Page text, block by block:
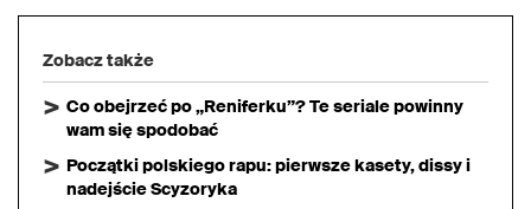
Zobacz także
Co obejrzeć po „Reniferku”? Te seriale powinny
wam się spodobać
Początki polskiego rapu: pierwsze kasety, dissy i
nadejście Scyzoryka